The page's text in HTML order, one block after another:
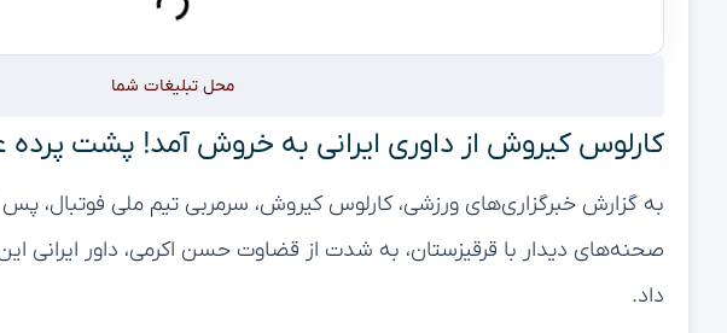
محل تبلیغات شما
کارلوس کیروش از داوری ایرانی به خروش آمد! پشت
به گزارش خبرگزاری‌های ورزشی، کارلوس کیروش، سرمربی تیم ملی فوتبال، پس
صحنه‌های دیدار با قرقیزستان، به شدت از قضاوت حسن اکرمی، داور ایرانی
داد.